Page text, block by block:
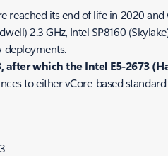
reached its end of life in 2020
2.3 GHz, Intel SP8160
deployments.
which the Intel E5-2673
to either vCore-based